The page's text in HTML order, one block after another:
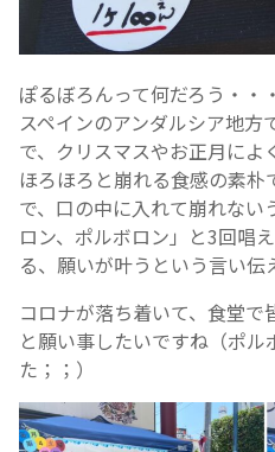
ぽるぼろんって何だろう・・
スペインのアンダルシア地
で、クリスマスやお正月によ
ほろほろと崩れる食感の素
で、口の中に入れて崩れない
ロン、ポルボロン」と3回唱
る、願いが叶うという言い
コロナが落ち着いて、食堂で
と願い事したいですね（ポル
た；；）